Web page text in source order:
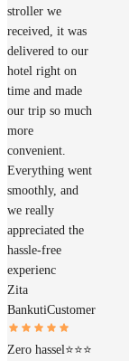
stroller we
received, it was
delivered to our
hotel right on
time and made
our trip so much
more
convenient.
Everything went
smoothly, and
we really
appreciated the
hassle-free
experienc
Zita
BankutiCustomer
Zero hassel⭐️⭐️⭐️